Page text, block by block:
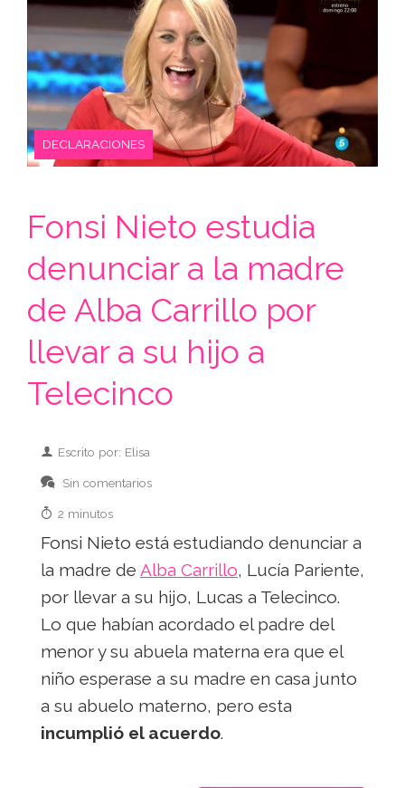
DECLARACIONES
Fonsi Nieto estudia
denunciar a la madre
de Alba Carrillo por
llevar a su hijo a
Telecinco
Escrito por: Elisa
Sin comentarios
2 minutos
Fonsi Nieto está estudiando denunciar a
la madre de Alba Carrillo, Lucía Pariente,
por llevar a su hijo, Lucas a Telecinco.
Lo que habían acordado el padre del
menor y su abuela materna era que el
niño esperase a su madre en casa junto
a su abuelo materno, pero esta
incumplió el acuerdo.